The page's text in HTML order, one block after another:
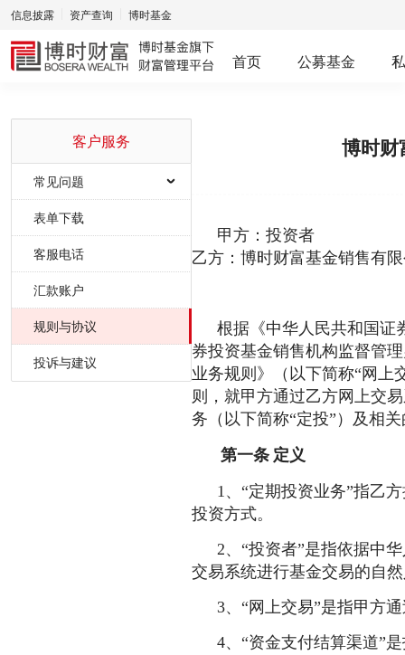
信息披露 资产查询 博时基金
首页 公募基金
客户服务
常见问题
网上交易
产品问题
业务问题
服务问题
表单下载
客服电话
汇款账户
规则与协议
投诉与建议
博时财
甲方：投资者
乙方：博时财富基金销售有
根据《中华人民共和国证
券投资基金销售机构监督管
业务规则》（以下简称“网上
则，就甲方通过乙方网上交
务（以下简称“定投”）及相
第一条 定义
1、“定期投资业务”指乙
投资方式。
2、“投资者”是指依据中
交易系统进行基金交易的自
3、“网上交易”是指甲方
4、“资金支付结算渠道”